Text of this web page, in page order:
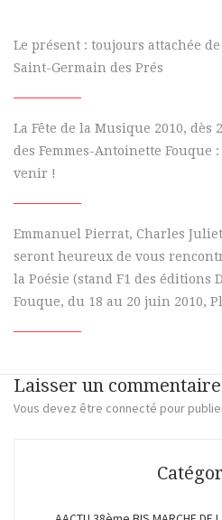
Le présent : toujours attachée
Saint-Germain des Prés
La Fête de la Musique 2010, dès
des Femmes-Antoinette Fouque
venir !
Emmanuel Pierrat, Charles
seront heureux de vous
la Poésie (stand F1 des éditions
Fouque, du 18 au 20 juin 2010,
Laisser un commentaire
Vous devez être connecté pour